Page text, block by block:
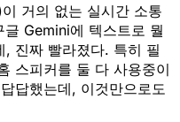
거의 없는 실시간 소통
Gemini에 텍스트로 뭘
진짜 빨라졌다. 특히 필
스피커를 둘 다 사용중이
답했는데, 이것만으로도